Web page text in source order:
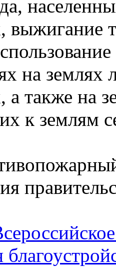
выжигание
на землях
а также на
к землям